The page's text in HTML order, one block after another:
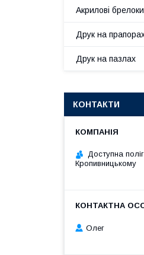
Акрилові брелоки
Друк на
Друк на пазлах
КОНТАКТИ
Доступна
Кропивницькому
Олег